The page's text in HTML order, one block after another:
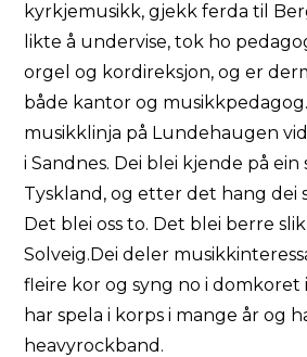
kyrkjemusikk, gjekk ferda til
likte å undervise, tok ho
orgel og kordireksjon, og er
både kantor og
musikklinja på Lundehaugen
i Sandnes. Dei blei kjende på
Tyskland, og etter det hang dei
Det blei oss to. Det blei berre
Solveig.Dei deler
fleire kor og syng no i domkoret
har spela i korps i mange år og
heavyrockband.